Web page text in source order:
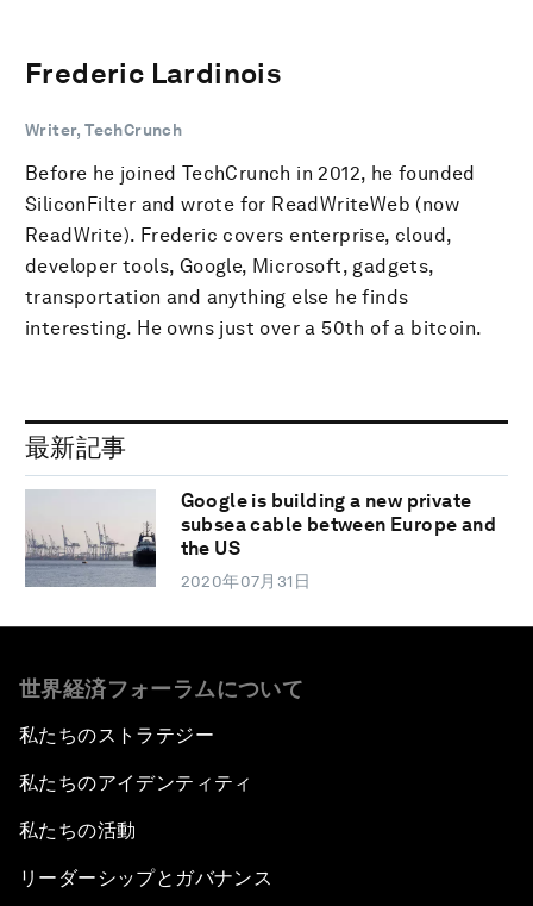
Frederic Lardinois
Writer, TechCrunch
Before he joined TechCrunch in 2012, he founded
SiliconFilter and wrote for ReadWriteWeb (now
ReadWrite). Frederic covers enterprise, cloud,
developer tools, Google, Microsoft, gadgets,
transportation and anything else he finds
interesting. He owns just over a 50th of a bitcoin.
最新記事
Google is building a new private
subsea cable between Europe and
the US
2020年07月31日
世界経済フォーラムについて
私たちのストラテジー
私たちのアイデンティティ
私たちの活動
リーダーシップとガバナンス